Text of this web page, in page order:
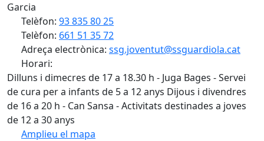
Garcia
Telèfon: 93 835 80 25
Telèfon: 661 51 35 72
Adreça electrònica: ssg.joventut@ssguardiola.cat
Horari:
Dilluns i dimecres de 17 a 18.30 h - Juga Bages - Servei
de cura per a infants de 5 a 12 anys Dijous i divendres
de 16 a 20 h - Can Sansa - Activitats destinades a joves
de 12 a 30 anys
Amplieu el mapa